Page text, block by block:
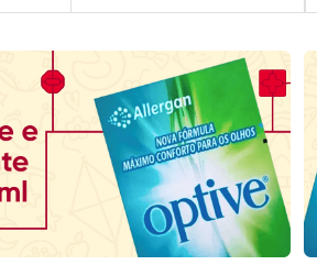
Laboratório
Por Menos